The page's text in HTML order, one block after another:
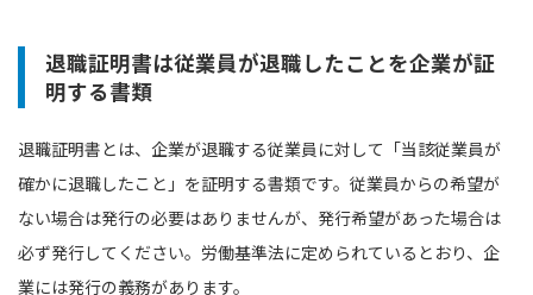
退職証明書は従業員が退職したことを企業が証
明する書類
退職証明書とは、企業が退職する従業員に対して「当該従業員が
確かに退職したこと」を証明する書類です。従業員からの希望が
ない場合は発行の必要はありませんが、発行希望があった場合は
必ず発行してください。労働基準法に定められているとおり、企
業には発行の義務があります。